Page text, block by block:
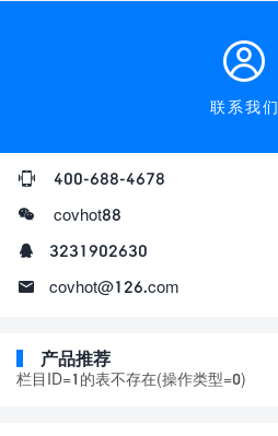
联系我们
400-688-4678
covhot88
3231902630
covhot@126.com
产品推荐
栏目ID=1 的表不存在(操作类型=0)